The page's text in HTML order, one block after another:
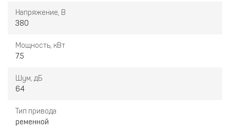
Напряжение, В
380
Мощность, кВт
7.5
Шум, дБ
64
Тип привода
ременной